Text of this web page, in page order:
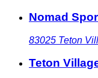
Nomad
83025 Teton
Teton